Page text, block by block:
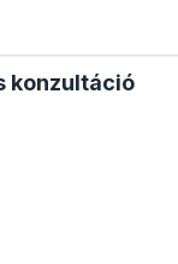
konzultáció